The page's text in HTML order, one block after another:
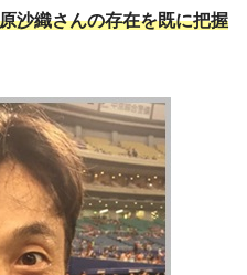
沙織さんの存在を既に把握